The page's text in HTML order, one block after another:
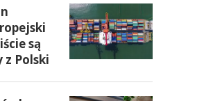
są
Polski